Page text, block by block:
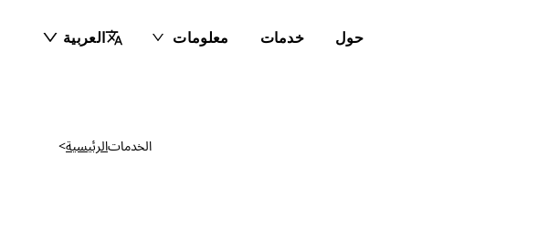
حول خدمات معلومات العربية
الرئيسية> الخدمات